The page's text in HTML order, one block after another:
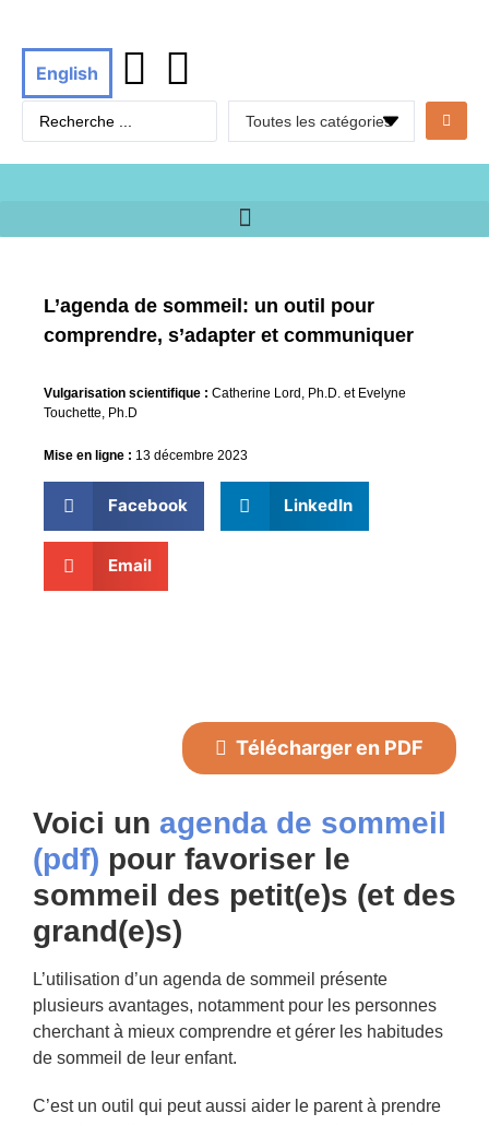
English
L’agenda de sommeil: un outil pour
comprendre, s’adapter et communiquer
Vulgarisation scientifique : Catherine Lord, Ph.D. et Evelyne
Touchette, Ph.D
Mise en ligne : 13 décembre 2023
Facebook LinkedIn
Email
Télécharger en PDF
Voici un agenda de sommeil
(pdf) pour favoriser le
sommeil des petit(e)s (et des
grand(e)s)
L’utilisation d’un agenda de sommeil présente
plusieurs avantages, notamment pour les personnes
cherchant à mieux comprendre et gérer les habitudes
de sommeil de leur enfant.
C’est un outil qui peut aussi aider le parent à prendre